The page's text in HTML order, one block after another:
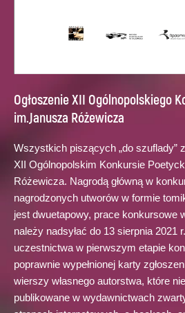
Ogłoszenie XII Ogólnopolskiego
im.Janusza Różewicza
Wszystkich piszących „do szuflady”
XII Ogólnopolskim Konkursie
Różewicza. Nagrodą główną w
nagrodzonych utworów w formie
jest dwuetapowy, prace konkursowe
należy nadsyłać do 13 sierpnia 2021
uczestnictwa w pierwszym etapie
poprawnie wypełnionej karty
wierszy własnego autorstwa, które
publikowane w wydawnictwach